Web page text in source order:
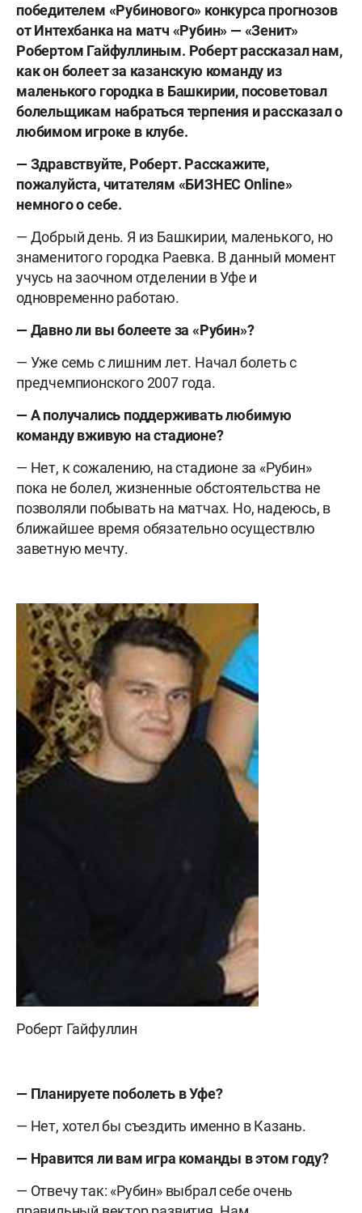
победителем «Рубинового» конкурса прогнозов
от Интехбанка на матч «Рубин» — «Зенит»
Робертом Гайфуллиным. Роберт рассказал нам,
как он болеет за казанскую команду из
маленького городка в Башкирии, посоветовал
болельщикам набраться терпения и рассказал о
любимом игроке в клубе.
— Здравствуйте, Роберт. Расскажите,
пожалуйста, читателям «БИЗНЕС Online»
немного о себе.
— Добрый день. Я из Башкирии, маленького, но
знаменитого городка Раевка. В данный момент
учусь на заочном отделении в Уфе и
одновременно работаю.
— Давно ли вы болеете за «Рубин»?
— Уже семь с лишним лет. Начал болеть с
предчемпионского 2007 года.
— А получались поддерживать любимую
команду вживую на стадионе?
— Нет, к сожалению, на стадионе за «Рубин»
пока не болел, жизненные обстоятельства не
позволяли побывать на матчах. Но, надеюсь, в
ближайшее время обязательно осуществлю
заветную мечту.
Роберт Гайфуллин
— Планируете поболеть в Уфе?
— Нет, хотел бы съездить именно в Казань.
— Нравится ли вам игра команды в этом году?
— Отвечу так: «Рубин» выбрал себе очень